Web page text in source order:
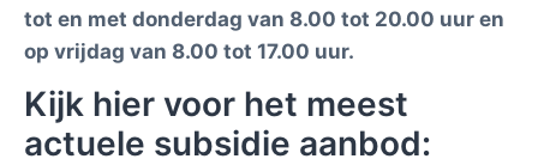
tot en met donderdag van 8.00 tot 20.00 uur en
op vrijdag van 8.00 tot 17.00 uur.
Kijk hier voor het meest
actuele subsidie aanbod: